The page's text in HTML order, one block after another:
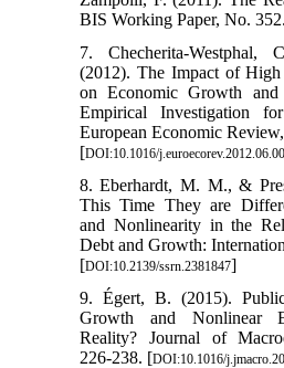
BIS Working Paper, No. 352.
7. Checherita-
(2012). The Impact of
on Economic Growth
Empirical Investigation
European Economic
[DOI:10.1016/
8. Eberhardt, M. M., &
This Time They are
and Nonlinearity in the
Debt and Growth:
[DOI:10.2139/ssrn.2381847]
9. Égert, B. (2015).
Growth and Nonlinear
Reality? Journal of
226-238. [DOI:10.1016/